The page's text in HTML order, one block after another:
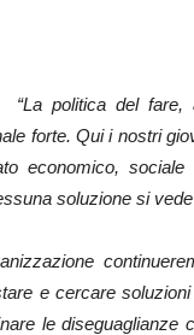
“La politica del fare,
forte. Qui i nostri
economico,
soluzione si vede
e cercare
le diseguaglianze